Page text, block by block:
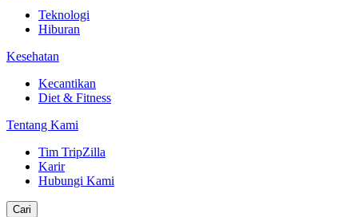
Teknologi
Hiburan
Kesehatan
Kecantikan
Diet & Fitness
Tentang Kami
Tim TripZilla
Karir
Hubungi Kami
Cari